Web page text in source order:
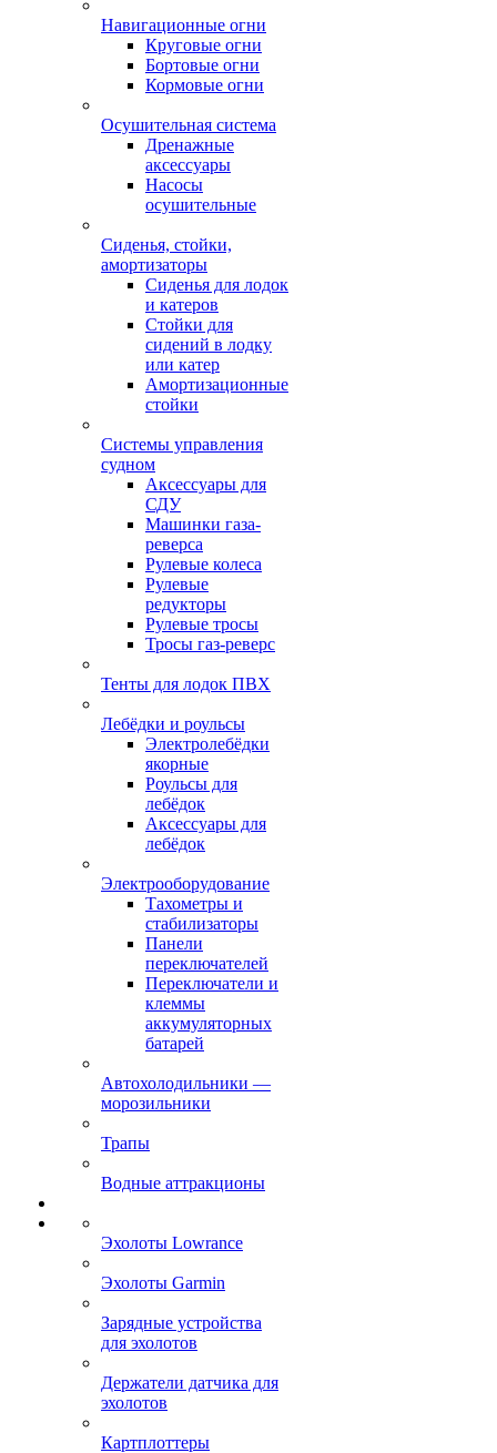
Навигационные огни
Круговые огни
Бортовые огни
Кормовые огни
Осушительная система
Дренажные
аксессуары
Насосы
осушительные
Сиденья, стойки,
амортизаторы
Сиденья для лодок
и катеров
Стойки для
сидений в лодку
или катер
Амортизационные
стойки
Системы управления
судном
Аксессуары для
СДУ
Машинки газа-
реверса
Рулевые колеса
Рулевые
редукторы
Рулевые тросы
Тросы газ-реверс
Тенты для лодок ПВХ
Лебёдки и роульсы
Электролебёдки
якорные
Роульсы для
лебёдок
Аксессуары для
лебёдок
Электрооборудование
Тахометры и
стабилизаторы
Панели
переключателей
Переключатели и
клеммы
аккумуляторных
батарей
Автохолодильники —
морозильники
Трапы
Водные аттракционы
Эхолоты Lowrance
Эхолоты Garmin
Зарядные устройства
для эхолотов
Держатели датчика для
эхолотов
Картплоттеры